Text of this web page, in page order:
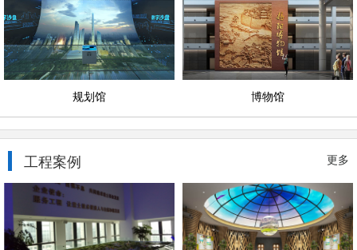
规划馆 博物馆
更多
工程案例